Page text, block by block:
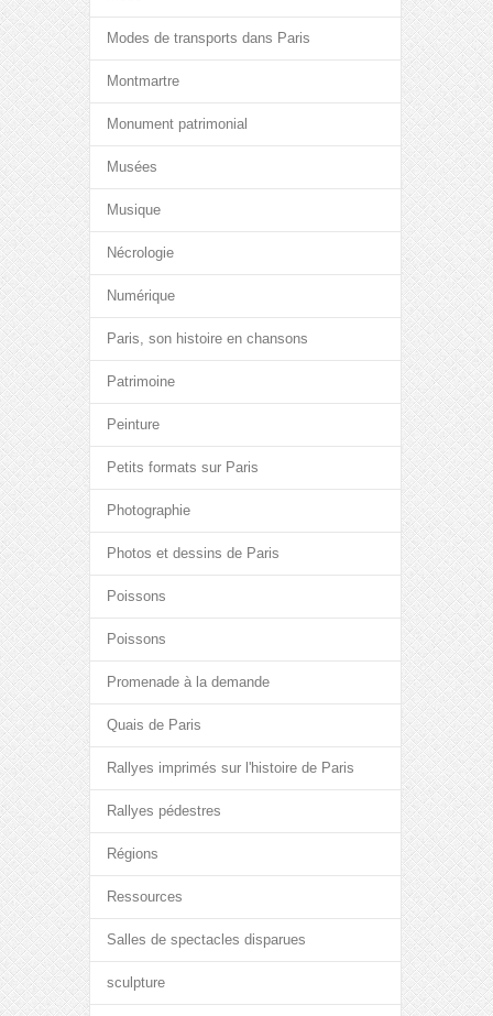
Modes de transports dans Paris
Montmartre
Monument patrimonial
Musées
Musique
Nécrologie
Numérique
Paris, son histoire en chansons
Patrimoine
Peinture
Petits formats sur Paris
Photographie
Photos et dessins de Paris
Poissons
Poissons
Promenade à la demande
Quais de Paris
Rallyes imprimés sur l'histoire de Paris
Rallyes pédestres
Régions
Ressources
Salles de spectacles disparues
sculpture